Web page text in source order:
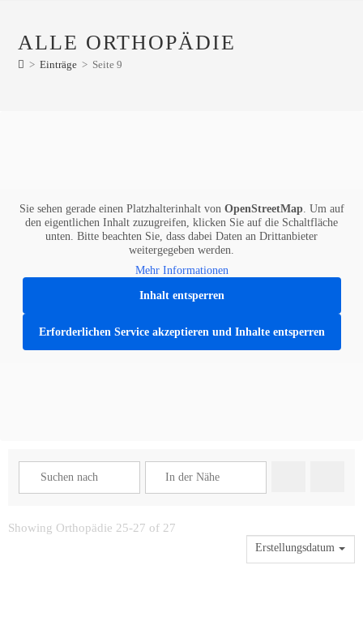
ALLE ORTHOPÄDIE
> Einträge > Seite 9
Sie sehen gerade einen Platzhalterinhalt von OpenStreetMap. Um auf
den eigentlichen Inhalt zuzugreifen, klicken Sie auf die Schaltfläche
unten. Bitte beachten Sie, dass dabei Daten an Drittanbieter
weitergegeben werden.
Mehr Informationen
Inhalt entsperren
Erforderlichen Service akzeptieren und Inhalte entsperren
Showing Orthopädie 25-27 of 27
Erstellungsdatum